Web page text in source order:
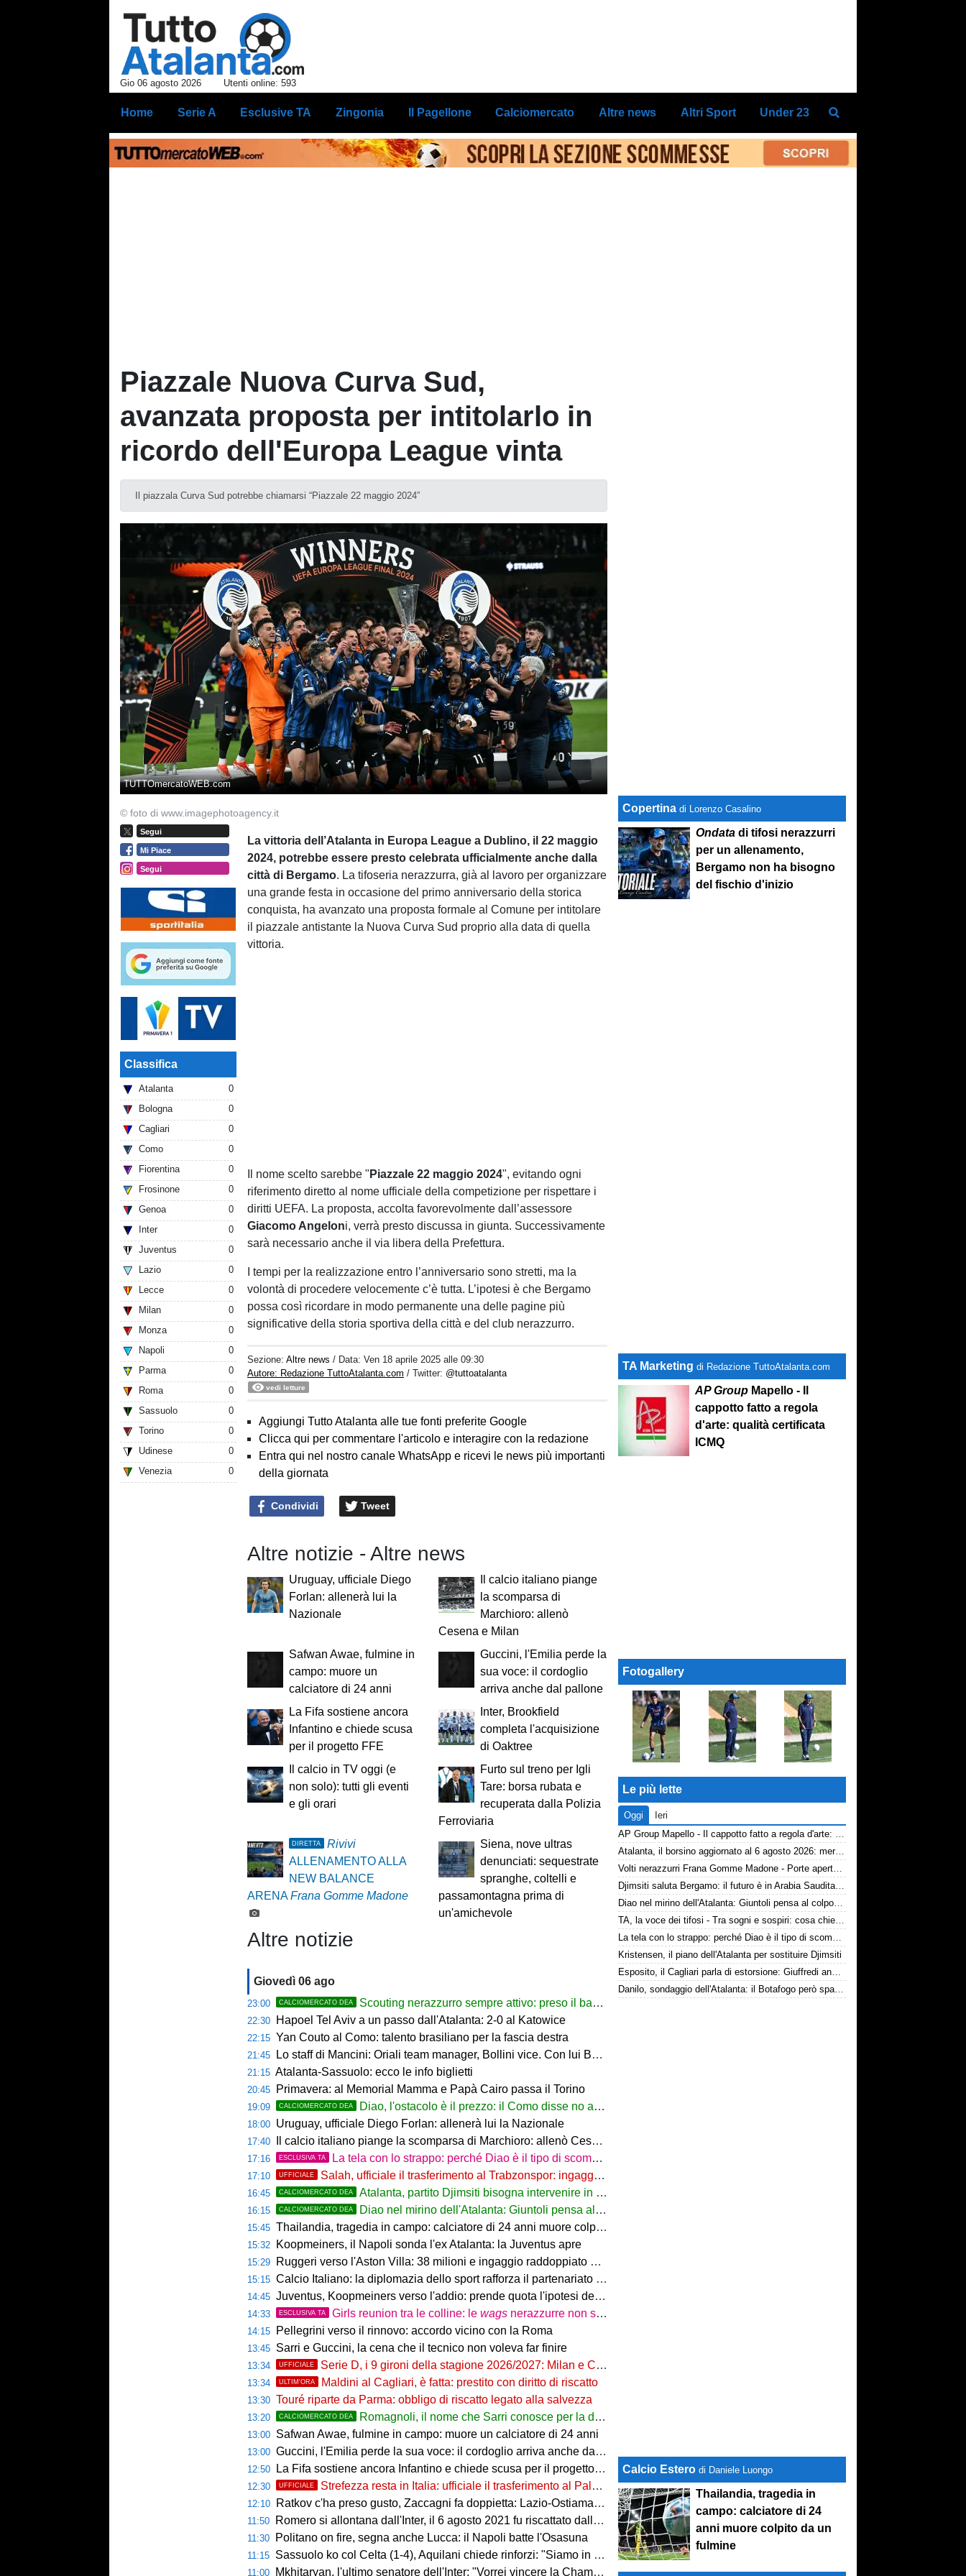
Gio 06 agosto 2026 Utenti online: 593
Home Serie A Esclusive TA Zingonia Il Pagellone Calciomercato Altre news Altri Sport Under 23
Piazzale Nuova Curva Sud,
avanzata proposta per intitolarlo in
ricordo dell'Europa League vinta
Il piazzala Curva Sud potrebbe chiamarsi “Piazzale 22 maggio 2024”
TUTTOmercatoWEB.com
© foto di www.imagephotoagency.it
Segui
Mi Piace
Segui
Classifica
Atalanta
0
Bologna
0
Cagliari
0
Como
0
Fiorentina
0
Frosinone
0
Genoa
0
Inter
0
Juventus
0
Lazio
0
Lecce
0
Milan
0
Monza
0
Napoli
0
Parma
0
Roma
0
Sassuolo
0
Torino
0
Udinese
0
Venezia
0
La vittoria dell’Atalanta in Europa League a Dublino, il 22 maggio
2024, potrebbe essere presto celebrata ufficialmente anche dalla
città di Bergamo. La tifoseria nerazzurra, già al lavoro per organizzare
una grande festa in occasione del primo anniversario della storica
conquista, ha avanzato una proposta formale al Comune per intitolare
il piazzale antistante la Nuova Curva Sud proprio alla data di quella
vittoria.
Il nome scelto sarebbe " Piazzale 22 maggio 2024", evitando ogni
riferimento diretto al nome ufficiale della competizione per rispettare i
diritti UEFA. La proposta, accolta favorevolmente dall’assessore
Giacomo Angeloni, verrà presto discussa in giunta. Successivamente
sarà necessario anche il via libera della Prefettura.
I tempi per la realizzazione entro l’anniversario sono stretti, ma la
volontà di procedere velocemente c’è tutta. L’ipotesi è che Bergamo
possa così ricordare in modo permanente una delle pagine più
significative della storia sportiva della città e del club nerazzurro.
Sezione:Altre news / Data:Ven 18 aprile 2025 alle 09:30
Autore: Redazione TuttoAtalanta.com / Twitter: @tuttoatalanta
vedi letture
Aggiungi Tutto Atalanta alle tue fonti preferite Google
Clicca qui per commentare l'articolo e interagire con la redazione
Entra qui nel nostro canale WhatsApp e ricevi le news più importanti
della giornata
Condividi Tweet
Altre notizie - Altre news
Uruguay, ufficiale Diego
Forlan: allenerà lui la
Nazionale
Il calcio italiano piange
la scomparsa di
Marchioro: allenò
Cesena e Milan
Safwan Awae, fulmine in
campo: muore un
calciatore di 24 anni
Guccini, l'Emilia perde la
sua voce: il cordoglio
arriva anche dal pallone
La Fifa sostiene ancora
Infantino e chiede scusa
per il progetto FFE
Inter, Brookfield
completa l'acquisizione
di Oaktree
Il calcio in TV oggi (e
non solo): tutti gli eventi
e gli orari
Furto sul treno per Igli
Tare: borsa rubata e
recuperata dalla Polizia
Ferroviaria
DIRETTA
Rivivi
ALLENAMENTO ALLA
NEW BALANCE
ARENAFrana Gomme Madone
Siena, nove ultras
denunciati: sequestrate
spranghe, coltelli e
passamontagna prima di
un'amichevole
Altre notizie
Giovedì 06 ago
23:00 CALCIOMERCATO DEA Scouting nerazzurro sempre attivo: preso il baby difensore 2010 Levačić
22:30 Hapoel Tel Aviv a un passo dall'Atalanta: 2-0 al Katowice
22:15 Yan Couto al Como: talento brasiliano per la fascia destra
21:45 Lo staff di Mancini: Oriali team manager, Bollini vice. Con lui Bonucci, Gagliardi e Maccarone
21:15 Atalanta-Sassuolo: ecco le info biglietti
20:45 Primavera: al Memorial Mamma e Papà Cairo passa il Torino
19:09 CALCIOMERCATO DEA Diao, l'ostacolo è il prezzo: il Como disse no a 60 milioni
18:00 Uruguay, ufficiale Diego Forlan: allenerà lui la Nazionale
17:40 Il calcio italiano piange la scomparsa di Marchioro: allenò Cesena e Milan
17:16 ESCLUSIVA TA La tela con lo strappo: perché Diao è il tipo di scommessa che Giuntoli ama
17:10 UFFICIALE Salah, ufficiale il trasferimento al Trabzonspor: ingaggio mostruoso
16:45 CALCIOMERCATO DEA Atalanta, partito Djimsiti bisogna intervenire in difesa: tutti i nomi
16:15 CALCIOMERCATO DEA Diao nel mirino dell'Atalanta: Giuntoli pensa al colpo dal Como
15:45 Thailandia, tragedia in campo: calciatore di 24 anni muore colpito da un fulmine
15:32 Koopmeiners, il Napoli sonda l'ex Atalanta: la Juventus apre
15:29 Ruggeri verso l'Aston Villa: 38 milioni e ingaggio raddoppiato a 5 Mln a stagione
15:15 Calcio Italiano: la diplomazia dello sport rafforza il partenariato tra Italia e Western Australia
14:45 Juventus, Koopmeiners verso l'addio: prende quota l'ipotesi del prestito
14:33 ESCLUSIVA TA Girls reunion tra le colline: lewags nerazzurre non si perdono di vista
14:15 Pellegrini verso il rinnovo: accordo vicino con la Roma
13:45 Sarri e Guccini, la cena che il tecnico non voleva far finire
13:34 UFFICIALE Serie D, i 9 gironi della stagione 2026/2027: Milan e Chievo nel B, le bergamasche...
13:34 ULTIM'ORA Maldini al Cagliari, è fatta: prestito con diritto di riscatto
13:30 Touré riparte da Parma: obbligo di riscatto legato alla salvezza
13:20 CALCIOMERCATO DEA Romagnoli, il nome che Sarri conosce per la difesa nerazzurra
13:00 Safwan Awae, fulmine in campo: muore un calciatore di 24 anni
13:00 Guccini, l'Emilia perde la sua voce: il cordoglio arriva anche dal pallone
12:50 La Fifa sostiene ancora Infantino e chiede scusa per il progetto FFE
12:30 UFFICIALE Strefezza resta in Italia: ufficiale il trasferimento al Palermo
12:10 Ratkov c'ha preso gusto, Zaccagni fa doppietta: Lazio-Ostiamare 4-0
11:50 Romero si allontana dall'Inter, il 6 agosto 2021 fu riscattato dalla Dea
11:30 Politano on fire, segna anche Lucca: il Napoli batte l'Osasuna
11:15 Sassuolo ko col Celta (1-4), Aquilani chiede rinforzi: "Siamo in difficoltà"
11:00 Mkhitaryan, l'ultimo senatore dell'Inter: "Vorrei vincere la Champions"
Copertina di Lorenzo Casalino
Ondata di tifosi nerazzurri
per un allenamento,
Bergamo non ha bisogno
del fischio d'inizio
TA Marketing di Redazione TuttoAtalanta.com
AP Group Mapello - Il
cappotto fatto a regola
d'arte: qualità certificata
ICMQ
Fotogallery
Le più lette
Oggi
Ieri
AP Group Mapello - Il cappotto fatto a regola d'arte: qualità certificata ICMQ
Atalanta, il borsino aggiornato al 6 agosto 2026: mercato in entrata ancora in stand-by. Si lavora sulle cessioni
Volti nerazzurri Frana Gomme Madone - Porte aperte alla New Balance Arena: i volti dei tifosi della Dea
Djimsiti saluta Bergamo: il futuro è in Arabia Saudita! Tre milioni e firma biennale
Diao nel mirino dell'Atalanta: Giuntoli pensa al colpo dal Como
TA, la voce dei tifosi - Tra sogni e sospiri: cosa chiedono davvero i tifosi dell'Atalanta
La tela con lo strappo: perché Diao è il tipo di scommessa che Giuntoli ama
Kristensen, il piano dell'Atalanta per sostituire Djimsiti
Esposito, il Cagliari parla di estorsione: Giuffredi annuncia denuncia
Danilo, sondaggio dell'Atalanta: il Botafogo però spara alto
Calcio Estero di Daniele Luongo
Thailandia, tragedia in
campo: calciatore di 24
anni muore colpito da un
fulmine